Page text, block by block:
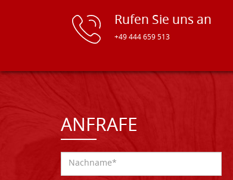
Rufen Sie uns an
+49 444 659 513
ANFRAFE